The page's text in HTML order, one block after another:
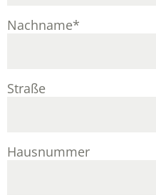
Nachname*
Straße
Hausnummer